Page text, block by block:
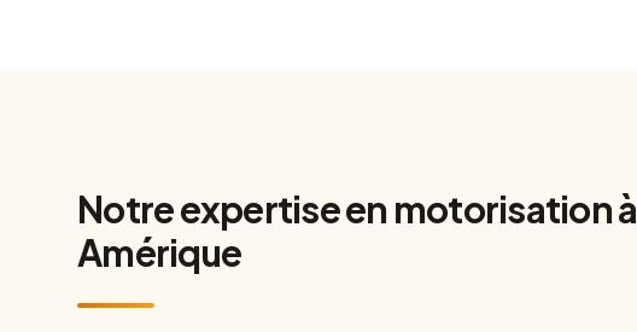
Notre expertise en motorisation à
Amérique